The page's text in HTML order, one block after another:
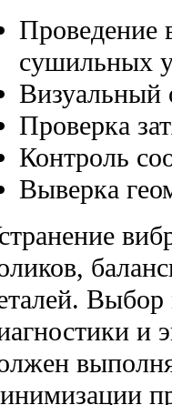
Проведение
сушильных
Визуальный
Проверка
Контроль
Выверка
Выбор
и